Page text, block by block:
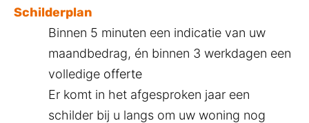
Schilderplan
Binnen 5 minuten een indicatie van uw
maandbedrag, én binnen 3 werkdagen een
volledige offerte
Er komt in het afgesproken jaar een
schilder bij u langs om uw woning nog